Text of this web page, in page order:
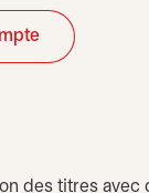
des titres avec